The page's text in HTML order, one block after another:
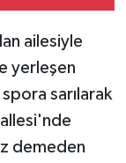
ailesiyle
yerleşen
sarılarak
demeden